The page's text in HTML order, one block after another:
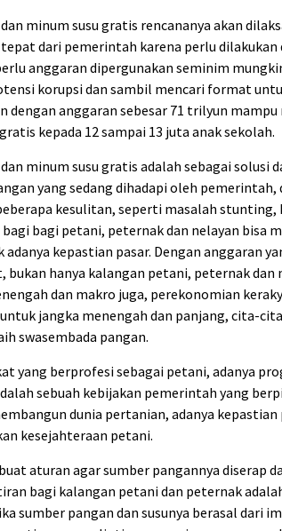
minum susu gratis rencananya akan
dari pemerintah karena perlu dilakukan
anggaran dipergunakan seminim
korupsi dan sambil mencari format
dengan anggaran sebesar 71 trilyun
kepada 12 sampai 13 juta anak sekolah.
minum susu gratis adalah sebagai solusi
yang sedang dihadapi oleh
kesulitan, seperti masalah stunting,
bagi petani, peternak dan nelayan bisa
kepastian pasar. Dengan anggaran
bukan hanya kalangan petani, peternak dan
dan makro juga, perekonomian
jangka menengah dan panjang, cita-
swasembada pangan.
yang berprofesi sebagai petani, adanya
sebuah kebijakan pemerintah yang
dunia pertanian, adanya kepastian
kesejahteraan petani.
aturan agar sumber pangannya diserap
bagi kalangan petani dan peternak
sumber pangan dan susunya berasal dari